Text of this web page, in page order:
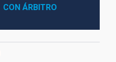
CON ÁRBITRO